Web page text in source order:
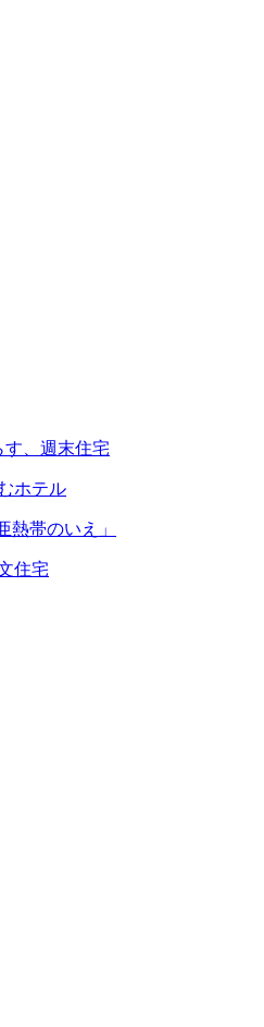
、週末住宅
ホテル
帯のいえ」
住宅